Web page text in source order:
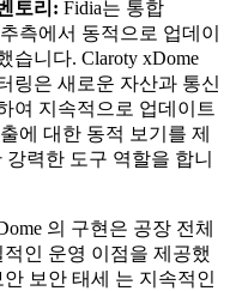
토리: Fidia는 통합
측에서 동적으로 업데이
습니다. Claroty xDome
링은 새로운 자산과 통신
여 지속적으로 업데이트
에 대한 동적 보기를 제
력한 도구 역할을 합니
의 구현은 공장 전체
인 운영 이점을 제공했
보안 태세 는 지속적인